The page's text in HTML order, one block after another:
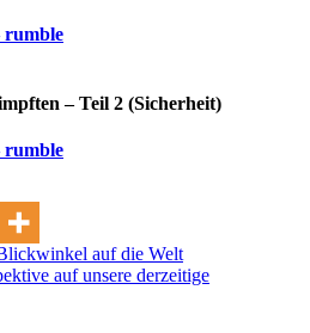
– Teil 2 (Sicherheit)
auf die Welt
auf unsere derzeitige